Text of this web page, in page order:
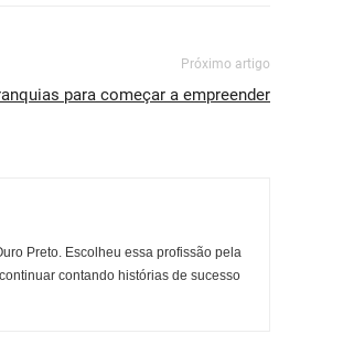
Próximo artigo
para começar a empreender
Preto. Escolheu essa profissão pela
contando histórias de sucesso